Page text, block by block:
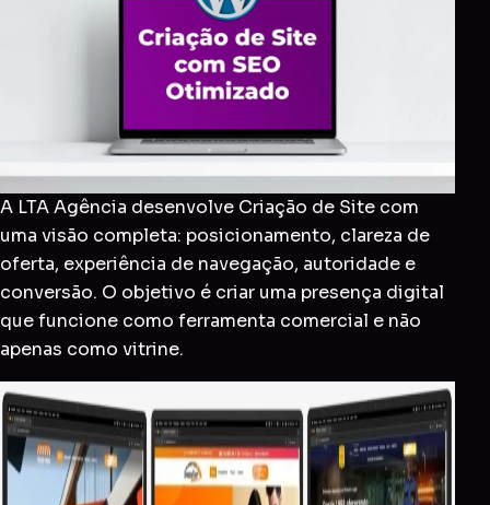
A LTA Agência desenvolve Criação de Site com
uma visão completa: posicionamento, clareza de
oferta, experiência de navegação, autoridade e
conversão. O objetivo é criar uma presença digital
que funcione como ferramenta comercial e não
apenas como vitrine.